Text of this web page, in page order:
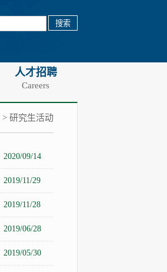
人才招聘
Careers
> 研究生活动
2020/09/14
2019/11/29
2019/11/28
2019/06/28
2019/05/30